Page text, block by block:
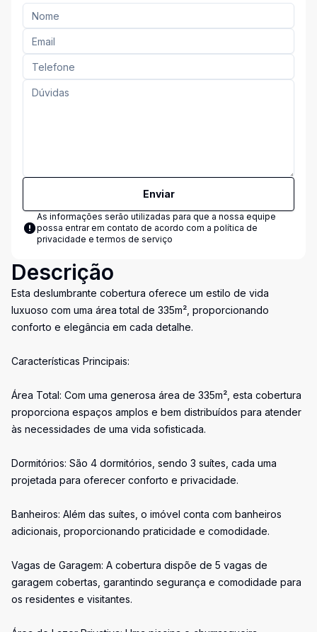
Enviar
As informações serão utilizadas para que a nossa equipe
possa entrar em contato de acordo com a política de
privacidade e termos de serviço
Descrição
Esta deslumbrante cobertura oferece um estilo de vida
luxuoso com uma área total de 335m², proporcionando
conforto e elegância em cada detalhe.
Características Principais:
Área Total: Com uma generosa área de 335m², esta cobertura
proporciona espaços amplos e bem distribuídos para atender
às necessidades de uma vida sofisticada.
Dormitórios: São 4 dormitórios, sendo 3 suítes, cada uma
projetada para oferecer conforto e privacidade.
Banheiros: Além das suítes, o imóvel conta com banheiros
adicionais, proporcionando praticidade e comodidade.
Vagas de Garagem: A cobertura dispõe de 5 vagas de
garagem cobertas, garantindo segurança e comodidade para
os residentes e visitantes.